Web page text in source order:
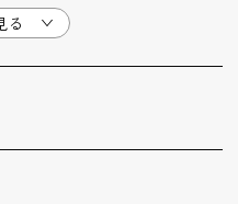
ラジオ波
る